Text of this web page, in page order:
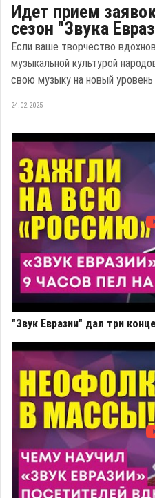
Идет прием
сезон "Звука
Если ваше творчество
музыкальной культурой
свою музыку на новый
24.02.2025
"Звук Евразии" дал три